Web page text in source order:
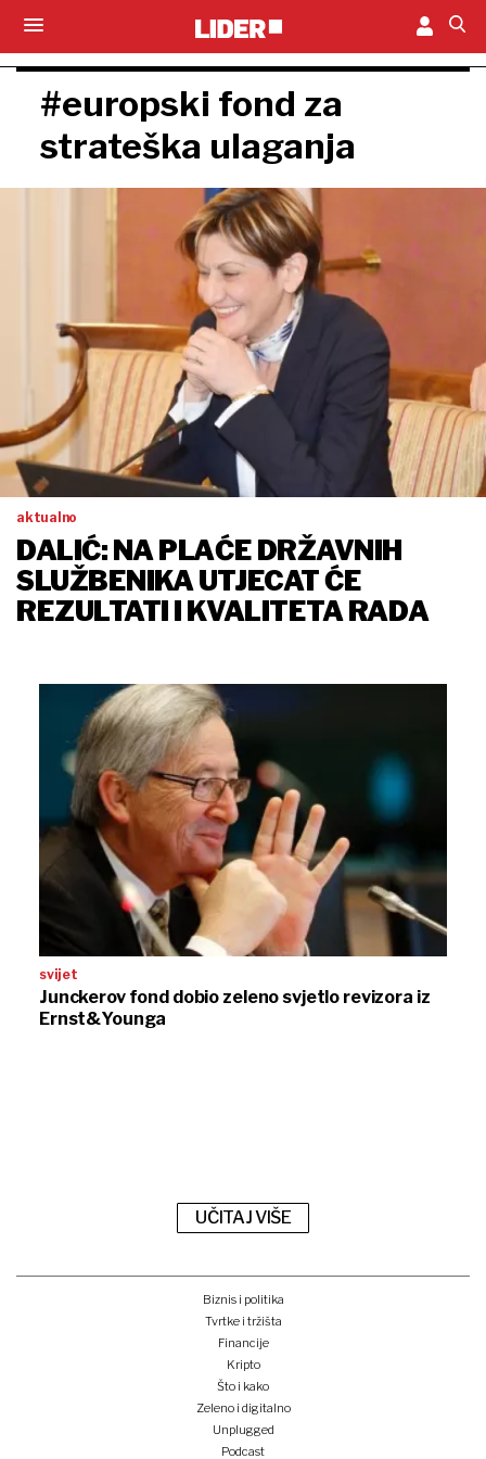
#europski fond za
strateška ulaganja
aktualno
DALIĆ: NA PLAĆE DRŽAVNIH
SLUŽBENIKA UTJECAT ĆE
REZULTATI I KVALITETA RADA
svijet
Junckerov fond dobio zeleno svjetlo revizora iz
Ernst&Younga
UČITAJ VIŠE
Biznis i politika
Tvrtke i tržišta
Financije
Kripto
Što i kako
Zeleno i digitalno
Unplugged
Podcast